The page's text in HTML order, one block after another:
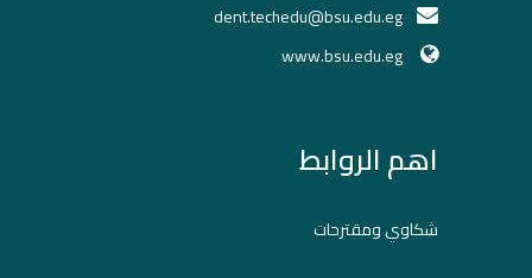
dent.techedu@bsu.edu.eg
www.bsu.edu.eg
اهم الروابط
شكاوي ومقترحات